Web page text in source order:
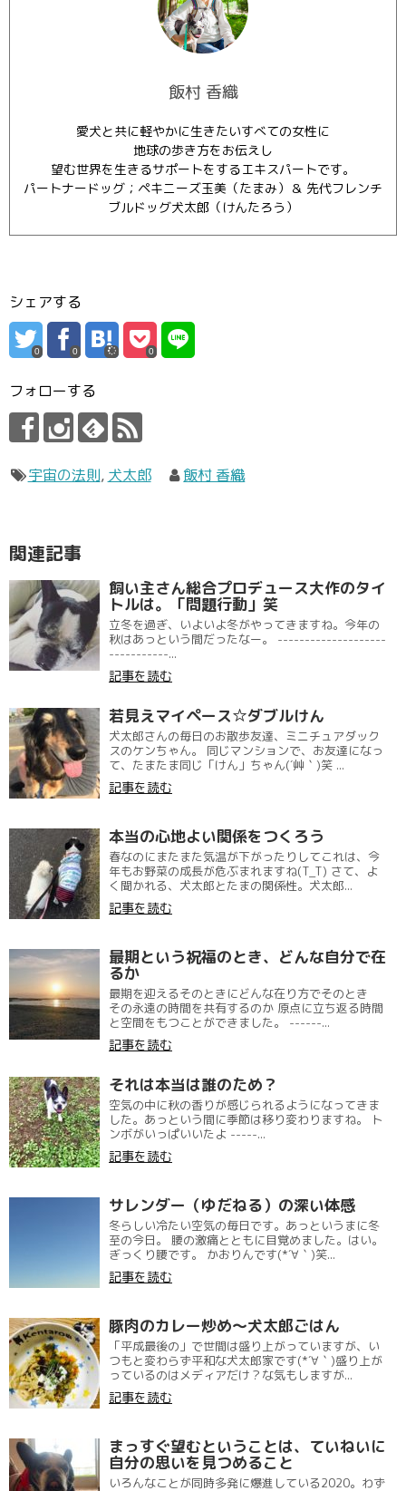
飯村 香織
愛犬と共に軽やかに生きたいすべての女性に
地球の歩き方をお伝えし
望む世界を生きるサポートをするエキスパートです。
パートナードッグ；ペキニーズ玉美（たまみ）＆ 先代フレンチ
ブルドッグ犬太郎（けんたろう）
シェアする
0 0 0
フォローする
宇宙の法則, 犬太郎 飯村 香織
関連記事
飼い主さん総合プロデュース大作のタイ
トルは。「問題行動」笑
立冬を過ぎ、いよいよ冬がやってきますね。今年の
秋はあっという間だったなー。 --------------------
-----------...
記事を読む
若見えマイペース☆ダブルけん
犬太郎さんの毎日のお散歩友達、ミニチュアダック
スのケンちゃん。 同じマンションで、お友達になっ
て、たまたま同じ「けん」ちゃん(´艸｀)笑 ...
記事を読む
本当の心地よい関係をつくろう
春なのにまたまた気温が下がったりしてこれは、今
年もお野菜の成長が危ぶまれますね(T_T) さて、よ
く聞かれる、犬太郎とたまの関係性。犬太郎...
記事を読む
最期という祝福のとき、どんな自分で在
るか
最期を迎えるそのときにどんな在り方でそのとき
その永遠の時間を共有するのか 原点に立ち返る時間
と空間をもつことができました。 ------...
記事を読む
それは本当は誰のため？
空気の中に秋の香りが感じられるようになってきま
した。あっという間に季節は移り変わりますね。 ト
ンボがいっぱいいたよ -----...
記事を読む
サレンダー（ゆだねる）の深い体感
冬らしい冷たい空気の毎日です。あっというまに冬
至の今日。 腰の激痛とともに目覚めました。はい。
ぎっくり腰です。 かおりんです(*´∀｀)笑...
記事を読む
豚肉のカレー炒め〜犬太郎ごはん
「平成最後の」で世間は盛り上がっていますが、い
つもと変わらず平和な犬太郎家です(*´∀｀)盛り上が
っているのはメディアだけ？な気もしますが...
記事を読む
まっすぐ望むということは、ていねいに
自分の思いを見つめること
いろんなことが同時多発に爆進している2020。わず